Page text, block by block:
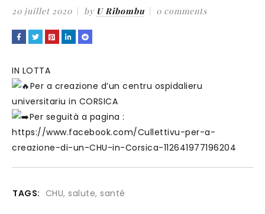
20 juillet 2020 by U Ribombu 0 comments
IN LOTTA
Per a creazione d’un centru ospidalieru
universitariu in CORSICA
Per seguità a pagina :
https://www.facebook.com/Cullettivu-per-a-
creazione-di-un-CHU-in-Corsica-112641977196204
TAGS: CHU, salute, santé